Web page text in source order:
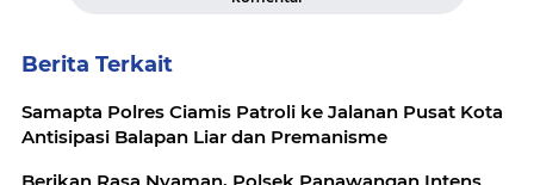
Berita Terkait
Samapta Polres Ciamis Patroli ke Jalanan Pusat Kota
Antisipasi Balapan Liar dan Premanisme